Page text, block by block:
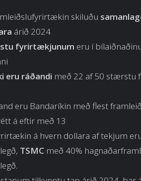
skiluðu
árið 2024
fyrirtækjunum eru í
eru ráðandi með 22 af 50 stærstu
eru Bandaríkin með flest
á eftir með 13
á hvern dollara af tekjum
TSMC með 40%